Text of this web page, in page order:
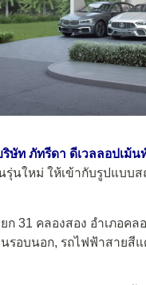
ริษัท ภัทรีดา ดีเวลลอปเม้น
นใหม่ ให้เข้ากับรูปแบบ
31 คลองสอง อำเภอค
รอบนอก, รถไฟฟ้าสายสี